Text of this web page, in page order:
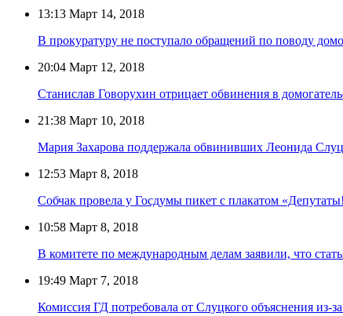
13:13 Март 14, 2018
В прокуратуру не поступало обращений по поводу
20:04 Март 12, 2018
Станислав Говорухин отрицает обвинения в
21:38 Март 10, 2018
Мария Захарова поддержала обвинивших Леонида
12:53 Март 8, 2018
Собчак провела у Госдумы пикет с плакатом
10:58 Март 8, 2018
В комитете по международным делам заявили, что
19:49 Март 7, 2018
Комиссия ГД потребовала от Слуцкого объяснения из-